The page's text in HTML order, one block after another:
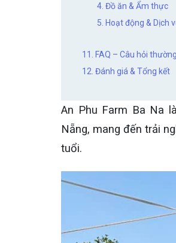
4. Đồ ăn & Ẩm thực
5. Hoạt động & Dịch
11. FAQ – Câu hỏi
12. Đánh giá & Tổng kết
An Phu Farm Ba Na
Nẵng, mang đến trải
tuổi.